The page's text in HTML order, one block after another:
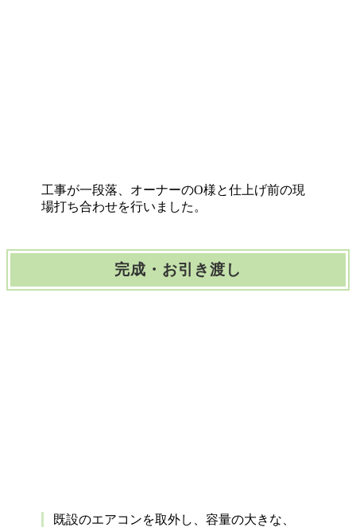
工事が一段落、オーナーのO様と仕上げ前の現
場打ち合わせを行いました。
完成・お引き渡し
既設のエアコンを取外し、容量の大きな、